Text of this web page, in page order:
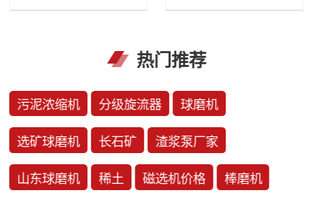
热门推荐
污泥浓缩机 分级旋流器 球磨机
选矿球磨机 长石矿 渣浆泵厂家
山东球磨机 稀土 磁选机价格 棒磨机